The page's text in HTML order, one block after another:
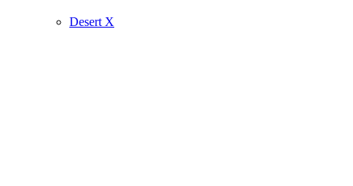
Desert X